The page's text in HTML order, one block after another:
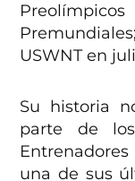
USWNT en
Su historia
parte de
una de sus